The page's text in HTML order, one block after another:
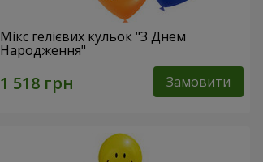
Мікс гелієвих кульок "З Днем
Народження"
Замовити